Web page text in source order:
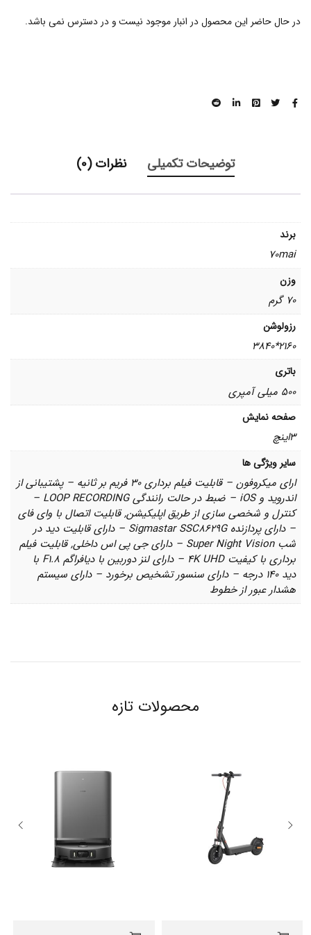
در حال حاضر این محصول در انبار موجود نیست و در دسترس نمی باشد.
توضیحات تکمیلی نظرات (0)
برند
70mai
وزن
70 گرم
رزولوشن
2160*3840
باتری
500 میلی آمپری
صفحه نمایش
3اینچ
سایر ویژگی ها
ارای میکروفون – قابلیت فیلم برداری 30 فریم بر ثانیه – پشتیبانی از
اندروید و iOS – ضبط در حالت رانندگی LOOP RECORDING –
کنترل و شخصی سازی از طریق اپلیکیشن, قابلیت اتصال با وای فای
– دارای پردازنده Sigmastar SSC8629G – دارای قابلیت دید در
شب Super Night Vision – دارای جی پی اس داخلی, قابلیت فیلم
برداری با کیفیت 4K UHD – دارای لنز دوربین با دیافراگم F1.8 با
دید 140 درجه – دارای سنسور تشخیص برخورد – دارای سیستم
هشدار عبور از خطوط
محصولات تازه